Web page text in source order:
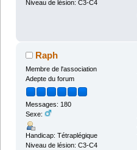
Niveau de lésion: C3-C4
Raph
Membre de l'association
Adepte du forum
Messages: 180
Sexe:
Handicap: Tétraplégique
Niveau de lésion: C3-C4